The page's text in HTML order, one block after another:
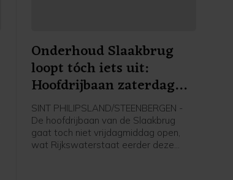
Onderhoud Slaakbrug
loopt tóch iets uit:
Hoofdrijbaan zaterdag
pas open
SINT PHILIPSLAND/STEENBERGEN -
De hoofdrijbaan van de Slaakbrug
gaat toch niet vrijdagmiddag open,
wat Rijkswaterstaat eerder deze